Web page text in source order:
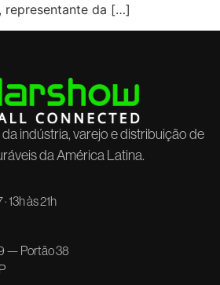
representante da […]
indústria, varejo e distribuição de
da América Latina.
13h às 21h
— Portão 38